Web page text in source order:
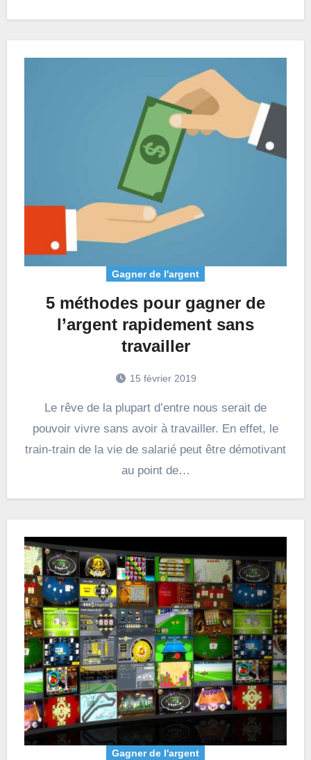
Gagner de l'argent
5 méthodes pour gagner de
l’argent rapidement sans
travailler
15 février 2019
Le rêve de la plupart d’entre nous serait de
pouvoir vivre sans avoir à travailler. En effet, le
train-train de la vie de salarié peut être démotivant
au point de…
Gagner de l'argent